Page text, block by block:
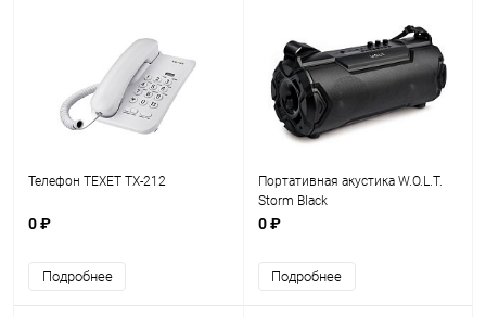
Телефон TEXET ТХ-212
0 ₽
Подробнее
Портативная акустика W.O.L.T.
Storm Black
0 ₽
Подробнее